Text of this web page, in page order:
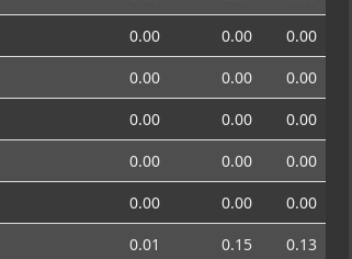
0.00 0.00
0.00
0.00 0.00
0.00
0.00 0.00
0.00
0.00 0.00
0.00
0.00 0.00
0.00
0.01 0.15 0.13